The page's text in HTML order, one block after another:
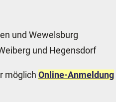
und Wewelsburg
und Hegensdorf
möglich Online-Anmeldung